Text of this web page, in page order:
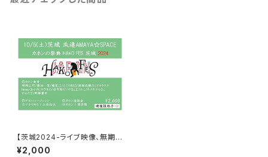
【茨城2024-ライブ映像、無期限
視聴カード】HAKO FES 茨城2
024
¥2,000